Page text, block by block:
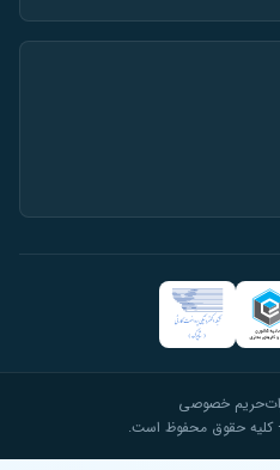
خصوصی
حقوق محفوظ است.